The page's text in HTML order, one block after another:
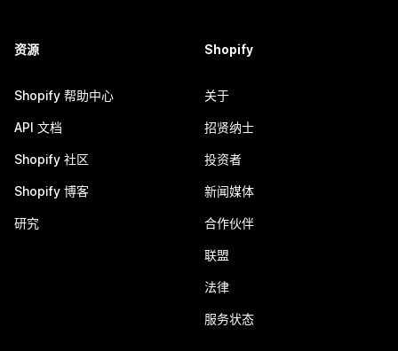
资源
Shopify 帮助中心
API 文档
Shopify 社区
Shopify 博客
研究
Shopify
关于
招贤纳士
投资者
新闻媒体
合作伙伴
联盟
法律
服务状态